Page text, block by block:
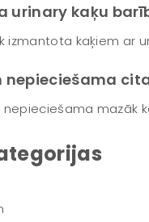
urinary kaķu
izmantota kaķiem ar
nepieciešama
nepieciešama